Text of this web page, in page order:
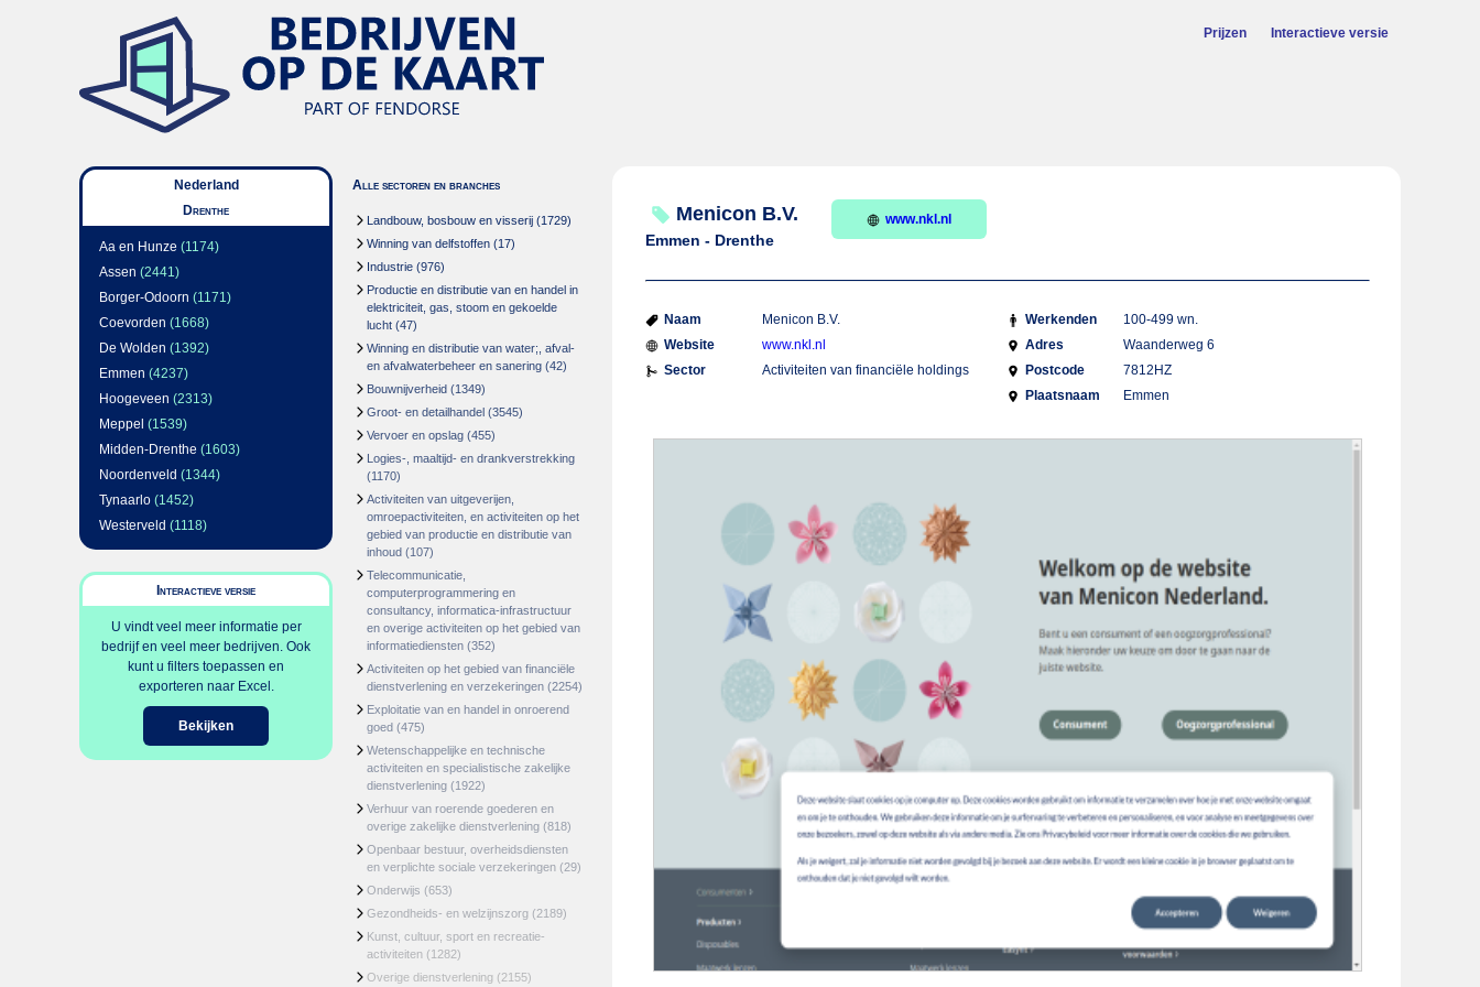
Prijzen Interactieve versie
Nederland
Drenthe
Aa en Hunze (1174)
Assen (2441)
Borger-Odoorn (1171)
Coevorden (1668)
De Wolden (1392)
Emmen (4237)
Hoogeveen (2313)
Meppel (1539)
Midden-Drenthe (1603)
Noordenveld (1344)
Tynaarlo (1452)
Westerveld (1118)
Interactieve versie
U vindt veel meer informatie per
bedrijf en veel meer bedrijven. Ook
kunt u filters toepassen en
exporteren naar Excel.
Bekijken
Alle sectoren en branches
Landbouw, bosbouw en visserij (1729)
Winning van delfstoffen (17)
Industrie (976)
Productie en distributie van en handel in
elektriciteit, gas, stoom en gekoelde
lucht (47)
Winning en distributie van water;, afval-
en afvalwaterbeheer en sanering (42)
Bouwnijverheid (1349)
Groot- en detailhandel (3545)
Vervoer en opslag (455)
Logies-, maaltijd- en drankverstrekking
(1170)
Activiteiten van uitgeverijen,
omroepactiviteiten, en activiteiten op het
gebied van productie en distributie van
inhoud (107)
Telecommunicatie,
computerprogrammering en
consultancy, informatica-infrastructuur
en overige activiteiten op het gebied van
informatiediensten (352)
Activiteiten op het gebied van financiële
dienstverlening en verzekeringen (2254)
Exploitatie van en handel in onroerend
goed (475)
Wetenschappelijke en technische
activiteiten en specialistische zakelijke
dienstverlening (1922)
Verhuur van roerende goederen en
overige zakelijke dienstverlening (818)
Openbaar bestuur, overheidsdiensten
en verplichte sociale verzekeringen (29)
Onderwijs (653)
Gezondheids- en welzijnszorg (2189)
Kunst, cultuur, sport en recreatie-
activiteiten (1282)
Overige dienstverlening (2155)
Menicon B.V.
Emmen - Drenthe
www.nkl.nl
Naam
Menicon B.V.
Website
www.nkl.nl
Sector
Activiteiten van financiële holdings
Werkenden
100-499 wn.
Adres
Waanderweg 6
Postcode
7812HZ
Plaatsnaam
Emmen